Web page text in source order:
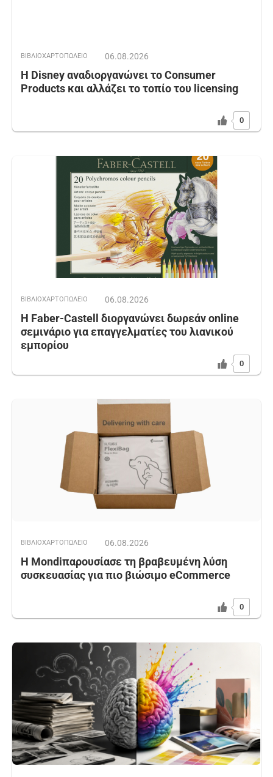
ΒΙΒΛΙΟΧΑΡΤΟΠΩΛΕΙΟ 06.08.2026
Η Disney αναδιοργανώνει το Consumer
Products και αλλάζει το τοπίο του licensing
0
ΒΙΒΛΙΟΧΑΡΤΟΠΩΛΕΙΟ 06.08.2026
Η Faber-Castell διοργανώνει δωρεάν online
σεμινάριο για επαγγελματίες του λιανικού
εμπορίου
0
ΒΙΒΛΙΟΧΑΡΤΟΠΩΛΕΙΟ 06.08.2026
Η Mondiπαρουσίασε τη βραβευμένη λύση
συσκευασίας για πιο βιώσιμο eCommerce
0